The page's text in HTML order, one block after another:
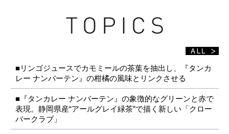
■リンゴジュースでカモミールの茶葉を抽出し、『タンカ
レー ナンバーテン』の柑橘の風味とリンクさせる
■『タンカレー ナンバーテン』の象徴的なグリーンと赤で
表現。静岡県産“アールグレイ緑茶”で描く新しい「クロー
バークラブ」